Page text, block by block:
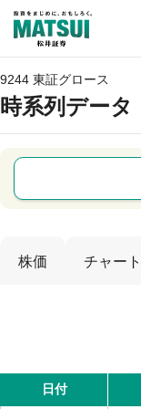
9244 東証グロース
時系列データ
株価 チャート
日付